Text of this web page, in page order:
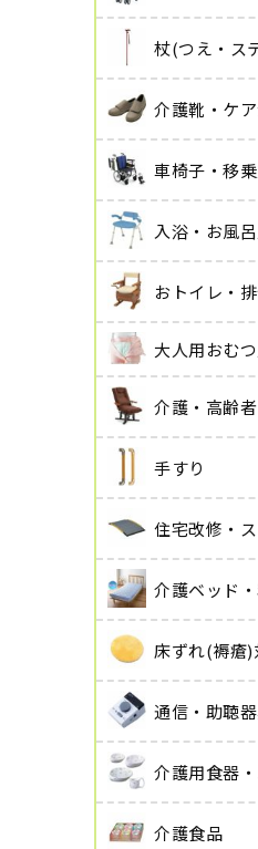
杖(つえ・ス
介護靴・ケ
車椅子・移
入浴・お風
おトイレ・
大人用おむ
介護・高齢
手すり
住宅改修・
介護ベッド
床ずれ(褥瘡)
通信・助聴
介護用食器
介護食品